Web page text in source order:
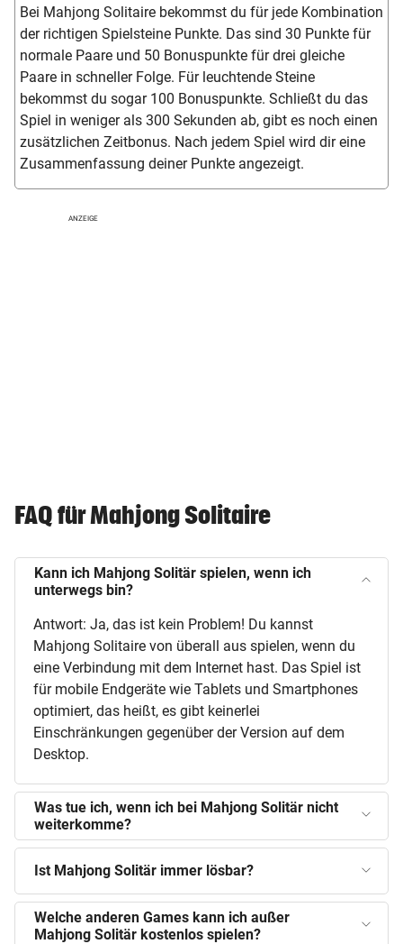
Bei Mahjong Solitaire bekommst du für jede Kombination
der richtigen Spielsteine Punkte. Das sind 30 Punkte für
normale Paare und 50 Bonuspunkte für drei gleiche
Paare in schneller Folge. Für leuchtende Steine
bekommst du sogar 100 Bonuspunkte. Schließt du das
Spiel in weniger als 300 Sekunden ab, gibt es noch einen
zusätzlichen Zeitbonus. Nach jedem Spiel wird dir eine
Zusammenfassung deiner Punkte angezeigt.
ANZEIGE
FAQ für Mahjong Solitaire
Kann ich Mahjong Solitär spielen, wenn ich
unterwegs bin?
Antwort: Ja, das ist kein Problem! Du kannst
Mahjong Solitaire von überall aus spielen, wenn du
eine Verbindung mit dem Internet hast. Das Spiel ist
für mobile Endgeräte wie Tablets und Smartphones
optimiert, das heißt, es gibt keinerlei
Einschränkungen gegenüber der Version auf dem
Desktop.
Was tue ich, wenn ich bei Mahjong Solitär nicht
weiterkomme?
Ist Mahjong Solitär immer lösbar?
Welche anderen Games kann ich außer
Mahjong Solitär kostenlos spielen?